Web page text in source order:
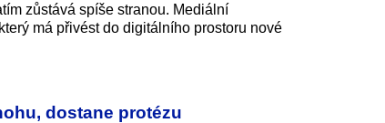
zůstává spíše stranou. Mediální
má přivést do digitálního prostoru nové
dostane protézu